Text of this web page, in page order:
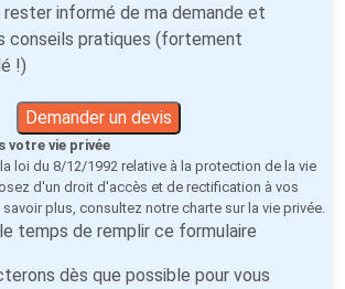
informé de ma demande et
conseils pratiques (fortement
!)
Demander un devis
votre vie privée
loi du 8/12/1992 relative à la protection de la vie
d'un droit d'accès et de rectification à vos
savoir plus, consultez notre charte sur la vie privée
temps de remplir ce formulaire
dès que possible pour vous